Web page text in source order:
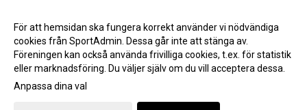
Gå till Webbversion
För att hemsidan ska fungera korrekt använder vi nödvändiga
cookies från SportAdmin. Dessa går inte att stänga av.
Föreningen kan också använda frivilliga cookies, t.ex. för statistik
eller marknadsföring. Du väljer själv om du vill acceptera dessa.
Anpassa dina val